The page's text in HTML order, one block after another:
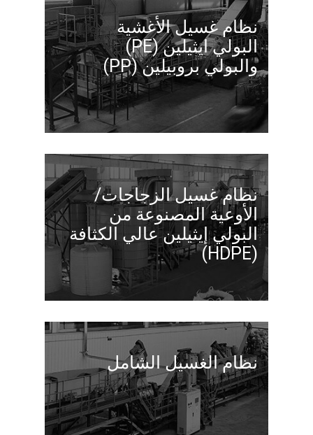
نظام غسيل الأغشية
البولي ايثيلين (PE)
والبولي بروبيلين (PP)
نظام غسيل الزجاجات/
الأوعية المصنوعة من
البولي إيثيلين عالي الكثافة
(HDPE)
نظام الغسيل الشامل